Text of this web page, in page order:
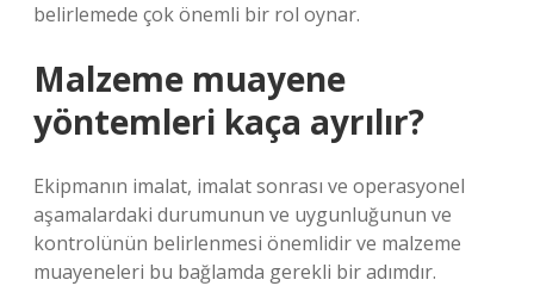
belirlemede çok önemli bir rol oynar.
Malzeme muayene
yöntemleri kaça ayrılır?
Ekipmanın imalat, imalat sonrası ve operasyonel
aşamalardaki durumunun ve uygunluğunun ve
kontrolünün belirlenmesi önemlidir ve malzeme
muayeneleri bu bağlamda gerekli bir adımdır.